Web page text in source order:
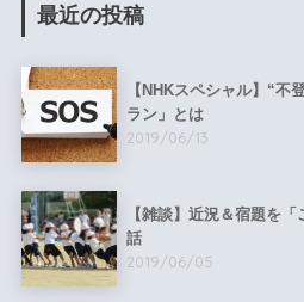
最近の投稿
【NHKスペシャル】“不
ラン」とは
2019/06/13
【雑談】近況＆宿題を
話
2019/06/05